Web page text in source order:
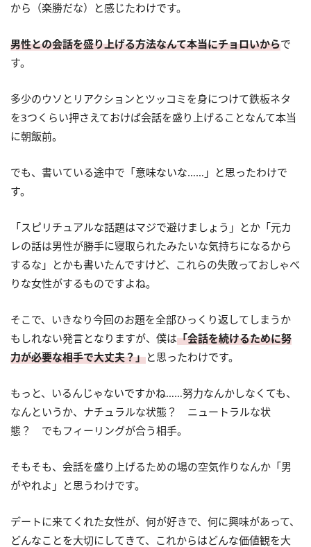
から（楽勝だな）と感じたわけです。
男性との会話を盛り上げる方法なんて本当にチョロいからで
す。
多少のウソとリアクションとツッコミを身につけて鉄板ネタ
を3つくらい押さえておけば会話を盛り上げることなんて本当
に朝飯前。
でも、書いている途中で「意味ないな……」と思ったわけで
す。
「スピリチュアルな話題はマジで避けましょう」とか「元カ
レの話は男性が勝手に寝取られたみたいな気持ちになるから
するな」とかも書いたんですけど、これらの失敗っておしゃべ
りな女性がするものですよね。
そこで、いきなり今回のお題を全部ひっくり返してしまうか
もしれない発言となりますが、僕は「会話を続けるために努
力が必要な相手で大丈夫？」と思ったわけです。
もっと、いるんじゃないですかね……努力なんかしなくても、
なんというか、ナチュラルな状態？ ニュートラルな状
態？ でもフィーリングが合う相手。
そもそも、会話を盛り上げるための場の空気作りなんか「男
がやれよ」と思うわけです。
デートに来てくれた女性が、何が好きで、何に興味があって、
どんなことを大切にしてきて、これからはどんな価値観を大